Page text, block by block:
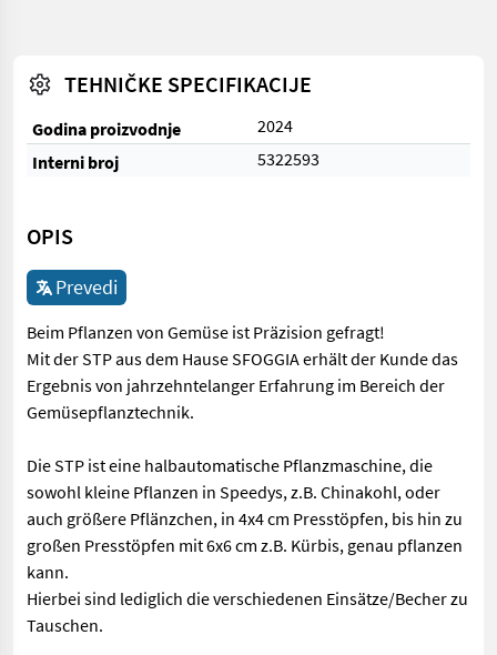
TEHNIČKE SPECIFIKACIJE
Godina proizvodnje
2024
Interni broj
5322593
OPIS
Prevedi
Beim Pflanzen von Gemüse ist Präzision gefragt!
Mit der STP aus dem Hause SFOGGIA erhält der Kunde das
Ergebnis von jahrzehntelanger Erfahrung im Bereich der
Gemüsepflanztechnik.
Die STP ist eine halbautomatische Pflanzmaschine, die
sowohl kleine Pflanzen in Speedys, z.B. Chinakohl, oder
auch größere Pflänzchen, in 4x4 cm Presstöpfen, bis hin zu
großen Presstöpfen mit 6x6 cm z.B. Kürbis, genau pflanzen
kann.
Hierbei sind lediglich die verschiedenen Einsätze/Becher zu
Tauschen.